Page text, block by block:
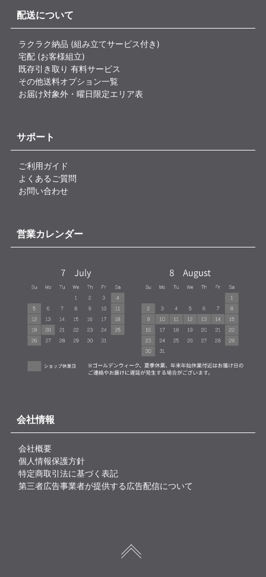
配送について
ラクラク納品 (組み立てサービス付き)
宅配 (お客様組立)
既存引き取り 有料サービス
その他送料オプション一覧
お届け対象外・曜日限定エリア表
サポート
ご利用ガイド
よくあるご質問
お問い合わせ
営業カレンダー
会社情報
会社概要
個人情報保護方針
特定商取引法に基づく表記
第三者広告事業者が提供する広告配信について